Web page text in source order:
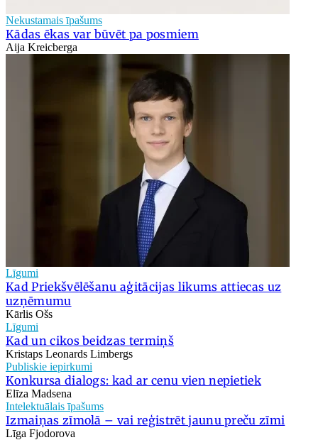
Nekustamais īpašums
Kādas ēkas var būvēt pa posmiem
Aija Kreicberga
Līgumi
Kad Priekšvēlēšanu aģitācijas likums attiecas uz
uzņēmumu
Kārlis Ošs
Līgumi
Kad un cikos beidzas termiņš
Kristaps Leonards Limbergs
Publiskie iepirkumi
Konkursa dialogs: kad ar cenu vien nepietiek
Elīza Madsena
Intelektuālais īpašums
Izmaiņas zīmolā – vai reģistrēt jaunu preču zīmi
Līga Fjodorova